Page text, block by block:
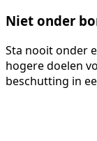
Niet onder
Sta nooit onder
hogere doelen
beschutting in